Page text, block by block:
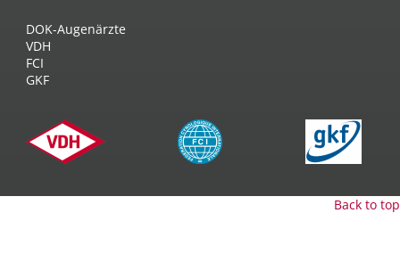
DOK-Augenärzte
VDH
FCI
GKF
Back to top